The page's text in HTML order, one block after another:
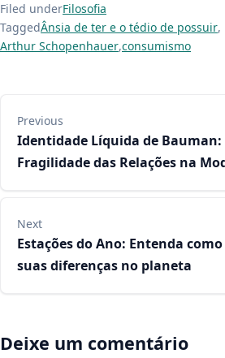
Filed underFilosofia
TaggedÂnsia de ter e o tédio de possuir,
Arthur Schopenhauer,consumismo
Navegação de
Previous
Identidade Líquida de Bauman:
Fragilidade das Relações na
Next
Estações do Ano: Entenda
suas diferenças no planeta
Deixe um comentário